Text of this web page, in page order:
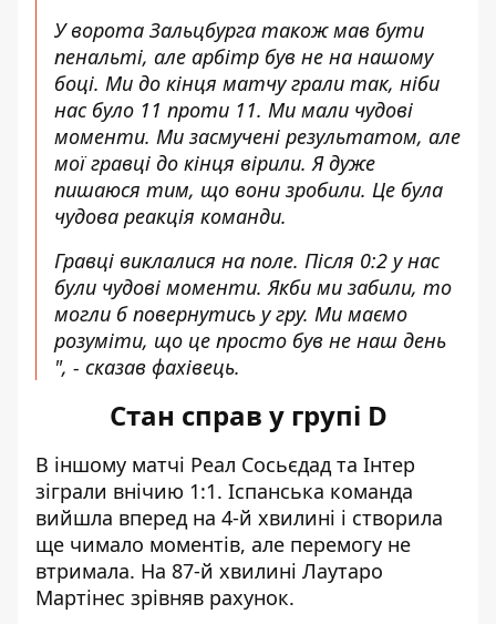
У ворота Зальцбурга також мав бути
пенальті, але арбітр був не на нашому
боці. Ми до кінця матчу грали так, ніби
нас було 11 проти 11. Ми мали чудові
моменти. Ми засмучені результатом, але
мої гравці до кінця вірили. Я дуже
пишаюся тим, що вони зробили. Це була
чудова реакція команди.
Гравці виклалися на поле. Після 0:2 у нас
були чудові моменти. Якби ми забили, то
могли б повернутись у гру. Ми маємо
розуміти, що це просто був не наш день
", - сказав фахівець.
Стан справ у групі D
В іншому матчі Реал Сосьєдад та Інтер
зіграли внічию 1:1. Іспанська команда
вийшла вперед на 4-й хвилині і створила
ще чимало моментів, але перемогу не
втримала. На 87-й хвилині Лаутаро
Мартінес зрівняв рахунок.